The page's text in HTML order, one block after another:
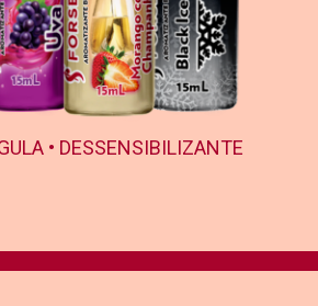
• DESSENSIBILIZANTE